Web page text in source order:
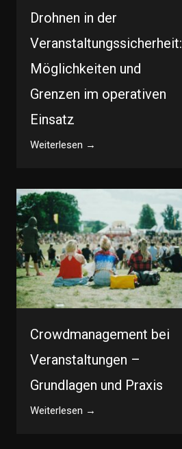
Drohnen in der
Veranstaltungssicherheit:
Möglichkeiten und
Grenzen im operativen
Einsatz
Weiterlesen →
Crowdmanagement bei
Veranstaltungen –
Grundlagen und Praxis
Weiterlesen →